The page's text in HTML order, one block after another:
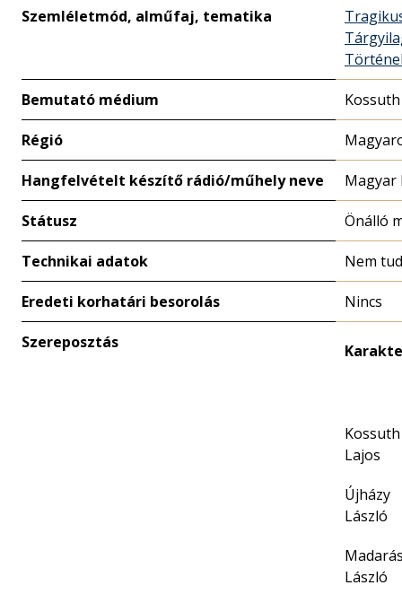
Szemléletmód, alműfaj, tematika
Bemutató médium Kossuth
Régió
Hangfelvételt készítő rádió/műhely neve Magyar
Státusz Önálló
Technikai adatok Nem
Eredeti korhatári besorolás Nincs
Szereposztás
Kossuth
Lajos
Újházy
László
László